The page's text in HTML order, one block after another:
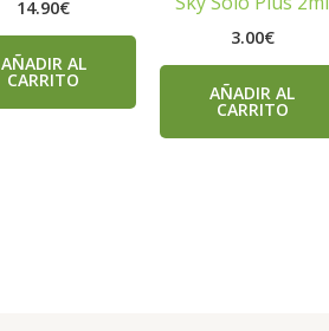
14.90€
AÑADIR AL
CARRITO
3.00€
AÑADIR AL
CARRITO